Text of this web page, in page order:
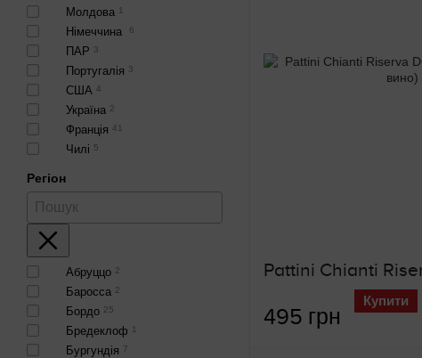
495 грн
Купити
Молдова 1
Німеччина 6
ПАР 3
Португалія 3
США 4
Україна 2
Франція 41
Чилі 5
Регіон
Абруццо 2
Баросса 2
Бордо 25
Бредеклоф 1
Бургундія 7